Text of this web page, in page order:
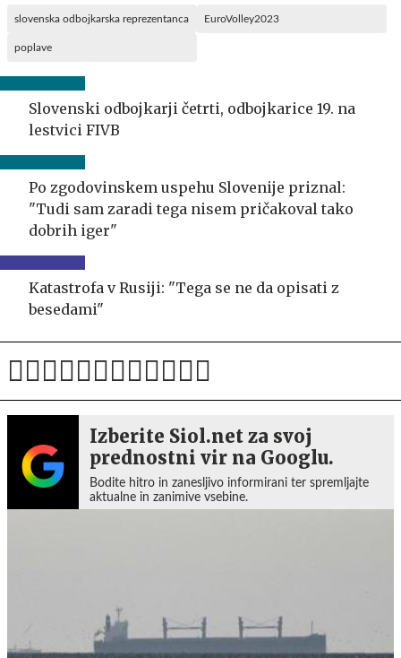
slovenska odbojkarska reprezentanca EuroVolley2023
poplave
Slovenski odbojkarji četrti, odbojkarice 19. na
lestvici FIVB
Po zgodovinskem uspehu Slovenije priznal:
"Tudi sam zaradi tega nisem pričakoval tako
dobrih iger"
Katastrofa v Rusiji: "Tega se ne da opisati z
besedami"
Izberite Siol.net za svoj
prednostni vir na Googlu.
Bodite hitro in zanesljivo informirani ter spremljajte
aktualne in zanimive vsebine.